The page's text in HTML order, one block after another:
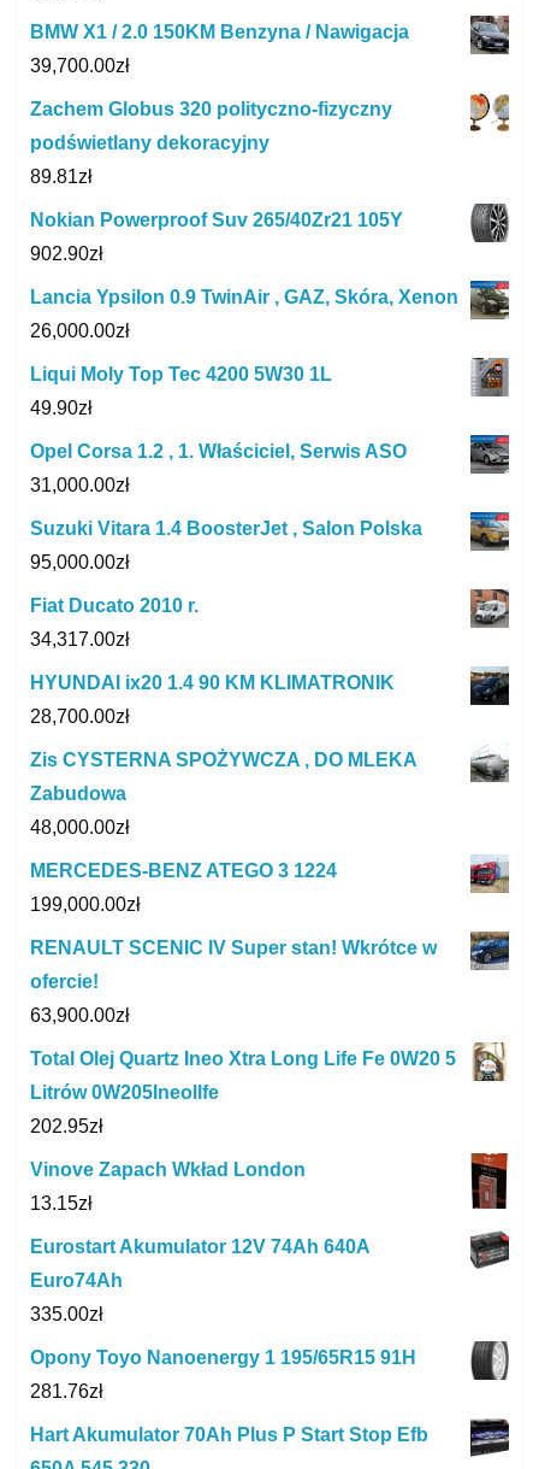
BMW X1 / 2.0 150KM Benzyna / Nawigacja
39,700.00zł
Zachem Globus 320 polityczno-fizyczny
podświetlany dekoracyjny
89.81zł
Nokian Powerproof Suv 265/40Zr21 105Y
902.90zł
Lancia Ypsilon 0.9 TwinAir , GAZ, Skóra, Xenon
26,000.00zł
Liqui Moly Top Tec 4200 5W30 1L
49.90zł
Opel Corsa 1.2 , 1. Właściciel, Serwis ASO
31,000.00zł
Suzuki Vitara 1.4 BoosterJet , Salon Polska
95,000.00zł
Fiat Ducato 2010 r.
34,317.00zł
HYUNDAI ix20 1.4 90 KM KLIMATRONIK
28,700.00zł
Zis CYSTERNA SPOŻYWCZA , DO MLEKA
Zabudowa
48,000.00zł
MERCEDES-BENZ ATEGO 3 1224
199,000.00zł
RENAULT SCENIC IV Super stan! Wkrótce w
ofercie!
63,900.00zł
Total Olej Quartz Ineo Xtra Long Life Fe 0W20 5
Litrów 0W205Ineollfe
202.95zł
Vinove Zapach Wkład London
13.15zł
Eurostart Akumulator 12V 74Ah 640A
Euro74Ah
335.00zł
Opony Toyo Nanoenergy 1 195/65R15 91H
281.76zł
Hart Akumulator 70Ah Plus P Start Stop Efb